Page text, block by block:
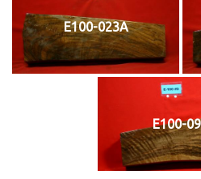
E100-023A
E100-